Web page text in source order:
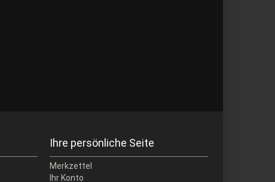
Ihre persönliche Seite
Merkzettel
Ihr Konto